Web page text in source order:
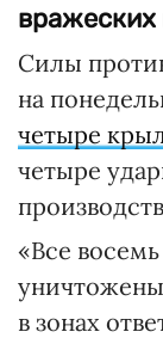
вражеских
Силы
на
четыре
четыре
«Все
в зонах